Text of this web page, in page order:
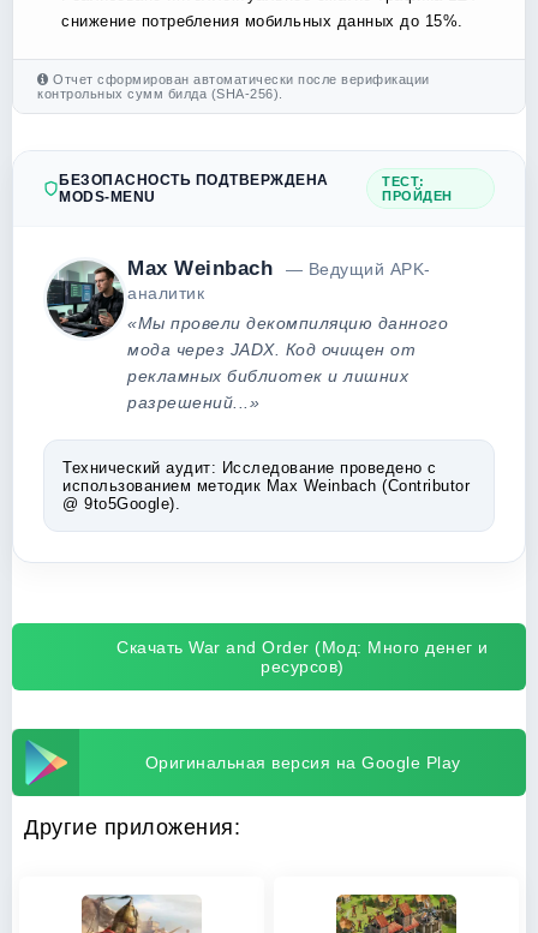
снижение потребления мобильных данных до 15%.
Отчет сформирован автоматически после верификации
контрольных сумм билда (SHA-256).
БЕЗОПАСНОСТЬ ПОДТВЕРЖДЕНА
MODS-MENU
ТЕСТ:
ПРОЙДЕН
Max Weinbach
— Ведущий APK-
аналитик
«Мы провели декомпиляцию данного
мода через JADX. Код очищен от
рекламных библиотек и лишних
разрешений...»
Технический аудит: Исследование проведено с
использованием методик Max Weinbach (Contributor
@ 9to5Google).
Скачать War and Order (Мод: Много денег и
ресурсов)
Оригинальная версия на Google Play
Другие приложения: